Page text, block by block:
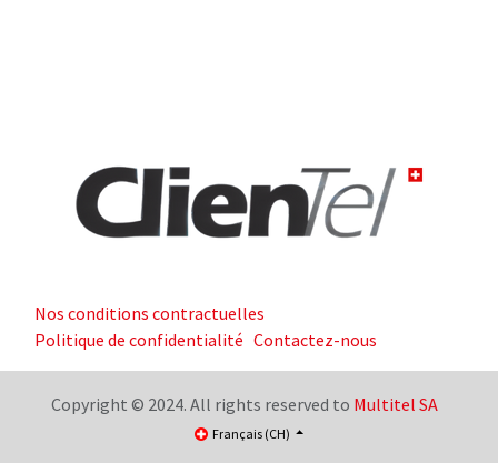
Nos conditions contractuelles
Politique de confidentialité Contactez-nous
Copyright © 2024. All rights reserved to Multitel SA
Français (CH)